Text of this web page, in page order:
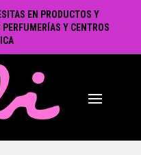
EN PRODUCTOS Y
Y CENTROS